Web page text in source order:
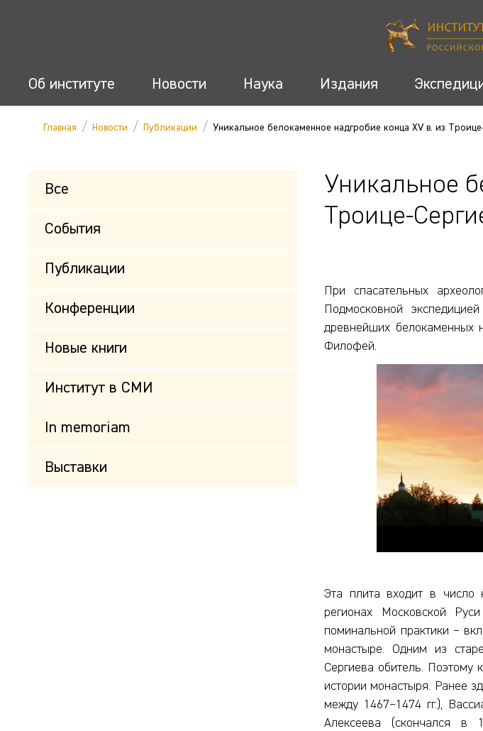
Об институте Новости Наука Издания
Главная / Новости / Публикации / Уникальное белокаменное надгробие конца XV в. из
Все
События
Публикации
Конференции
Новые книги
Институт в СМИ
In memoriam
Выставки
Уникальное
Троице-
При спасательных
Подмосковной
древнейших белокаменных
Филофей.
Эта плита входит в число
регионах Московской
поминальной практики –
монастыре. Одним из
Сергиева обитель. Поэтому
истории монастыря. Ранее
между 1467–1474 гг.),
Алексеева (скончался